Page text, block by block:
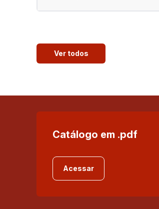
Ver todos
Catálogo em .pdf
Acessar